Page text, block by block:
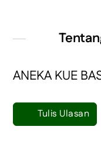
ANEKA KUE
Tulis Ulasan